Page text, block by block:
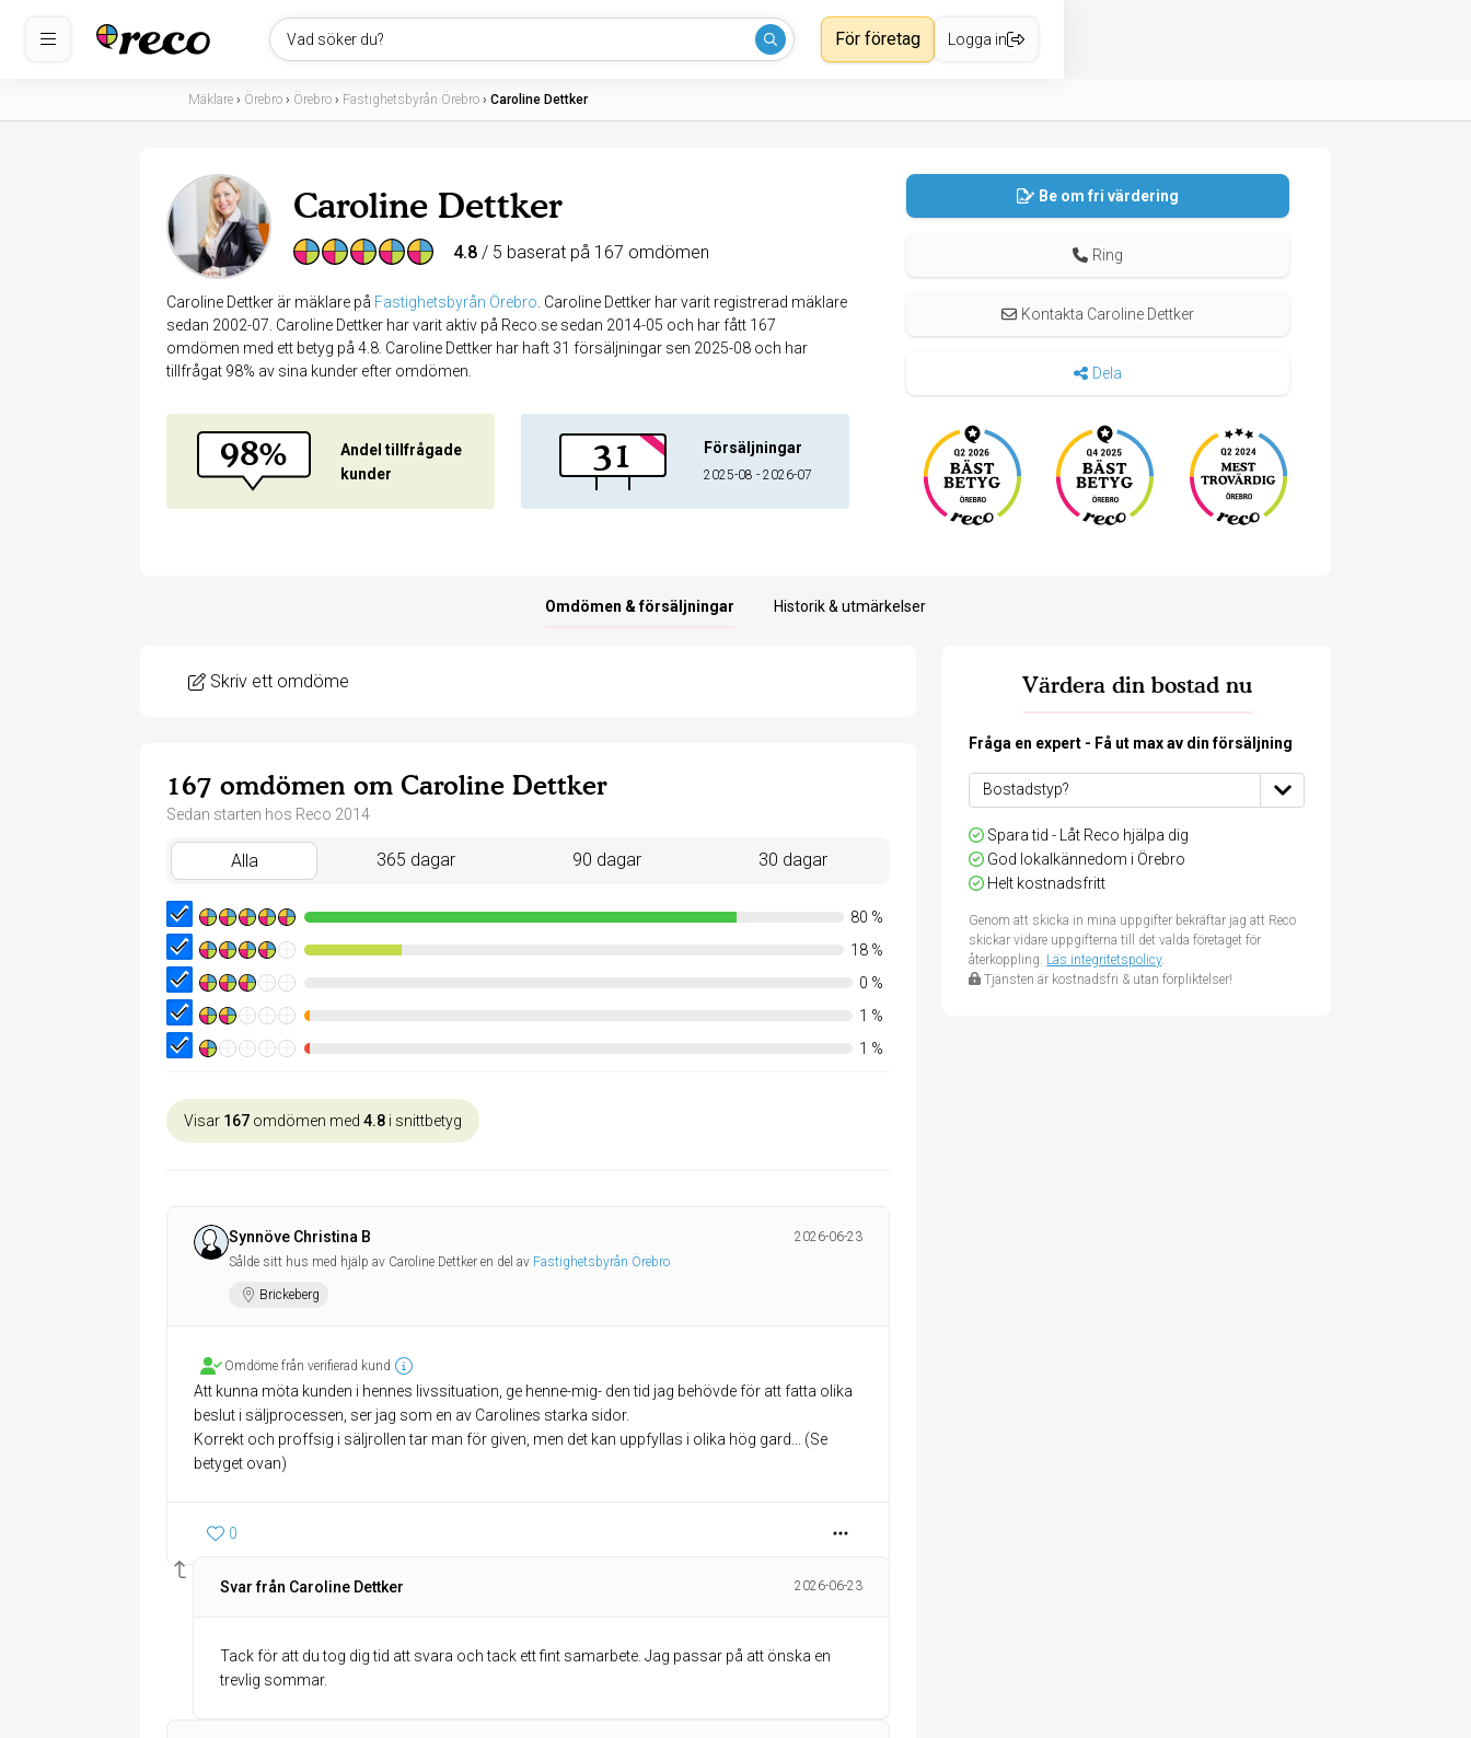
Vad söker du? För företag Logga in
Mäklare › Örebro › Örebro › Fastighetsbyrån Örebro › Caroline Dettker
Caroline Dettker
4.8 / 5 baserat på 167 omdömen
Caroline Dettker är mäklare på Fastighetsbyrån Örebro. Caroline Dettker har varit registrerad mäklare
sedan 2002-07. Caroline Dettker har varit aktiv på Reco.se sedan 2014-05 och har fått 167
omdömen med ett betyg på 4.8. Caroline Dettker har haft 31 försäljningar sen 2025-08 och har
tillfrågat 98% av sina kunder efter omdömen.
98%
Andel tillfrågade
kunder
31 Försäljningar
2025-08 - 2026-07
Be om fri värdering
Ring
Kontakta Caroline Dettker
Dela
Omdömen & försäljningar Historik & utmärkelser
Skriv ett omdöme
167 omdömen om Caroline Dettker
Sedan starten hos Reco 2014
Alla 365 dagar 90 dagar 30 dagar
80 %
18 %
0 %
1 %
1 %
Visar 167 omdömen med 4.8 i snittbetyg
Synnöve Christina B
2026-06-23
Sålde sitt hus med hjälp av Caroline Dettker en del av Fastighetsbyrån Örebro
Brickeberg
Omdöme från verifierad kund
Att kunna möta kunden i hennes livssituation, ge henne-mig- den tid jag behövde för att fatta olika
beslut i säljprocessen, ser jag som en av Carolines starka sidor.
Korrekt och proffsig i säljrollen tar man för given, men det kan uppfyllas i olika hög gard... (Se
betyget ovan)
0
Svar från Caroline Dettker 2026-06-23
Tack för att du tog dig tid att svara och tack ett fint samarbete. Jag passar på att önska en
trevlig sommar.
Värdera din bostad nu
Fråga en expert - Få ut max av din försäljning
Spara tid - Låt Reco hjälpa dig
God lokalkännedom i Örebro
Helt kostnadsfritt
Genom att skicka in mina uppgifter bekräftar jag att Reco
skickar vidare uppgifterna till det valda företaget för
återkoppling. Läs integritetspolicy.
Tjänsten är kostnadsfri & utan förpliktelser!